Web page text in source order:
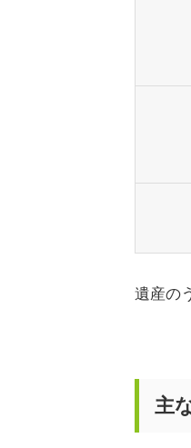
遺産の
主